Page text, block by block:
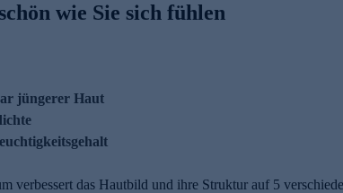
wie Sie sich fühlen
jüngerer Haut
verbessert das Hautbild und ihre Struktur auf 5